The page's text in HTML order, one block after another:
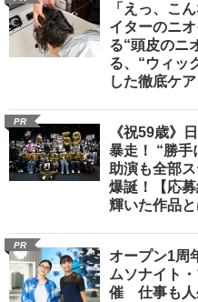
「えっ、こ
イターのニ
る“頭皮のニ
る、“ウィッ
した徹底ケ
PR
《祝59歳》
暴走！ “勝手
助演も全部
爆誕！【応
輝いた作品と
PR
オープン1周
ムソナイト
催 仕事も人